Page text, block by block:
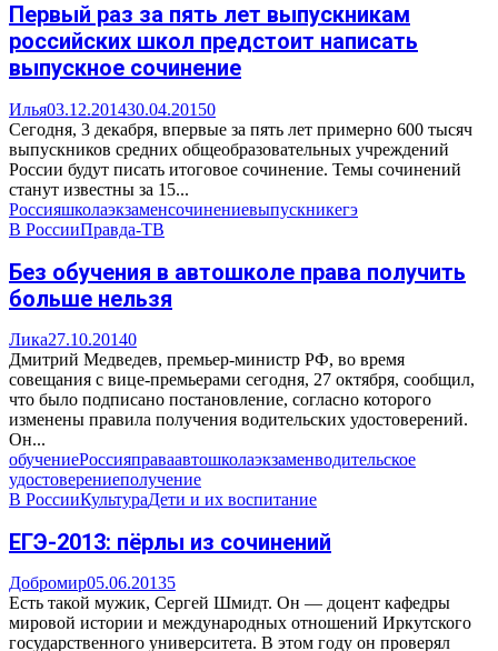
Первый раз за пять лет выпускникам
российских школ предстоит написать
выпускное сочинение
Илья03.12.201430.04.20150
Сегодня, 3 декабря, впервые за пять лет примерно 600 тысяч
выпускников средних общеобразовательных учреждений
России будут писать итоговое сочинение. Темы сочинений
станут известны за 15...
Россияшколаэкзаменсочинениевыпускникегэ
В РоссииПравда-ТВ
Без обучения в автошколе права получить
больше нельзя
Лика27.10.20140
Дмитрий Медведев, премьер-министр РФ, во время
совещания с вице-премьерами сегодня, 27 октября, сообщил,
что было подписано постановление, согласно которого
изменены правила получения водительских удостоверений.
Он...
обучениеРоссияправаавтошколаэкзаменводительское
удостоверениеполучение
В РоссииКультураДети и их воспитание
ЕГЭ-2013: пёрлы из сочинений
Добромир05.06.20135
Есть такой мужик, Сергей Шмидт. Он — доцент кафедры
мировой истории и международных отношений Иркутского
государственного университета. В этом году он проверял